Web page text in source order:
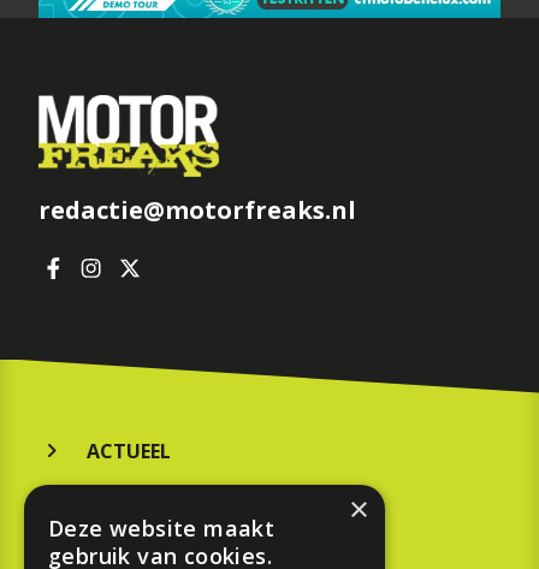
redactie@motorfreaks.nl
ACTUEEL
KOOPGIDS
×
Deze website maakt
gebruik van cookies.